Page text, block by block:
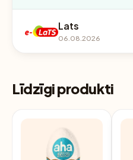
Lats
06.08.2026
Līdzīgi produkti